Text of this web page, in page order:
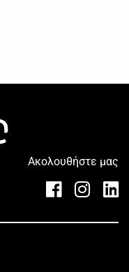
Ακολουθήστε μας